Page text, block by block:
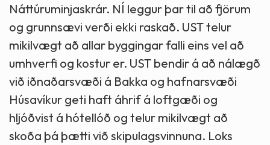
Náttúruminjaskrár. NÍ leggur þar til að fjörum
og grunnsævi verði ekki raskað. UST telur
mikilvægt að allar byggingar falli eins vel að
umhverfi og kostur er. UST bendir á að nálægð
við iðnaðarsvæði á Bakka og hafnarsvæði
Húsavíkur geti haft áhrif á loftgæði og
hljóðvist á hótellóð og telur mikilvægt að
skoða þá þætti við skipulagsvinnuna. Loks